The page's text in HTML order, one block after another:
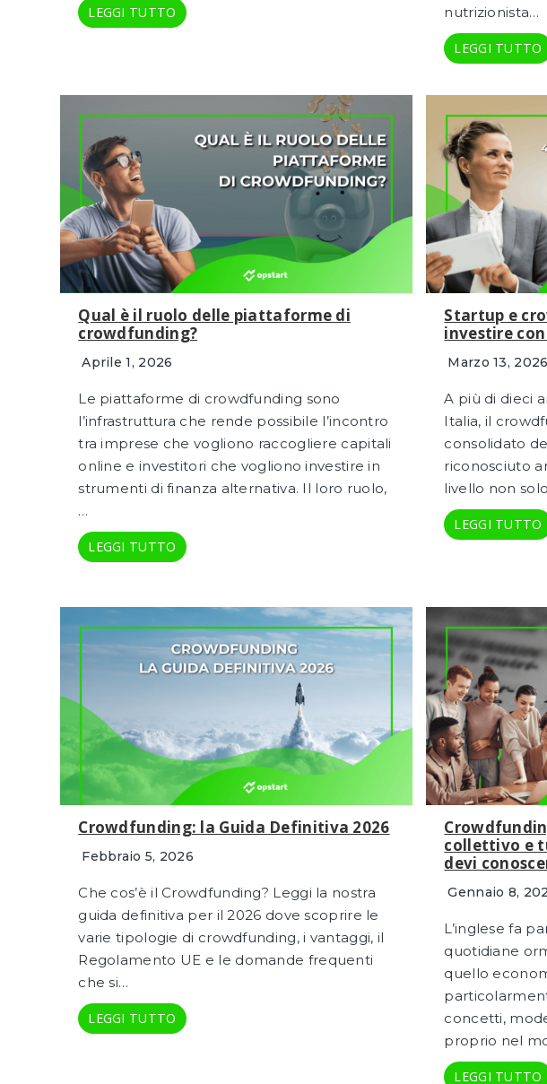
LEGGI TUTTO
nutrizionista…
LEGGI TUTTO
Qual è il ruolo delle piattaforme di
crowdfunding?
Aprile 1, 2026
Le piattaforme di crowdfunding sono
l’infrastruttura che rende possibile l’incontro
tra imprese che vogliono raccogliere capitali
online e investitori che vogliono investire in
strumenti di finanza alternativa. Il loro ruolo,
…
LEGGI TUTTO
Startup e
investire con
Marzo 13, 2026
A più di dieci
Italia, il
consolidato
riconosciuto
livello non
LEGGI TUTTO
Crowdfunding: la Guida Definitiva 2026
Febbraio 5, 2026
Che cos’è il Crowdfunding? Leggi la nostra
guida definitiva per il 2026 dove scoprire le
varie tipologie di crowdfunding, i vantaggi, il
Regolamento UE e le domande frequenti
che si…
LEGGI TUTTO
collettivo e
devi
Gennaio 8,
L’inglese fa
quotidiane
quello
concetti,
proprio nel
LEGGI TUTTO